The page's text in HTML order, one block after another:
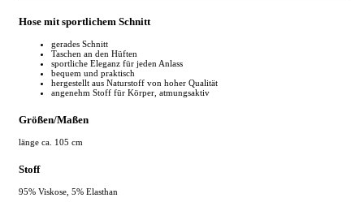
Hose mit sportlichem Schnitt
gerades Schnitt
Taschen an den Hüften
sportliche Eleganz für jeden Anlass
bequem und praktisch
hergestellt aus Naturstoff von hoher Qualität
angenehm Stoff für Körper, atmungsaktiv
Größen/Maßen
länge ca. 105 cm
Stoff
95% Viskose, 5% Elasthan